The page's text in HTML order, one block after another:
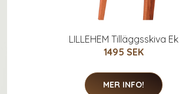
LILLEHEM Tilläggsskiva Ek
1495 SEK
MER INFO!